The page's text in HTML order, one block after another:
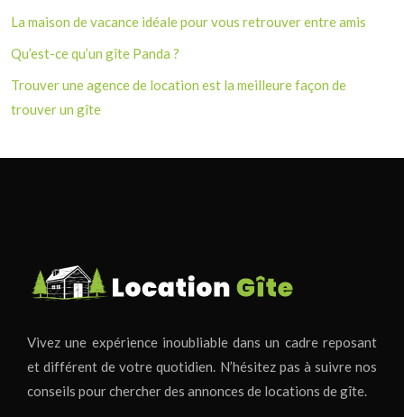
La maison de vacance idéale pour vous retrouver entre amis
Qu’est-ce qu’un gîte Panda ?
Trouver une agence de location est la meilleure façon de
trouver un gîte
Vivez une expérience inoubliable dans un cadre reposant
et différent de votre quotidien. N’hésitez pas à suivre nos
conseils pour chercher des annonces de locations de gîte.